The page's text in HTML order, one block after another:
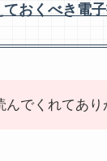
ておくべき電
んでくれてあり